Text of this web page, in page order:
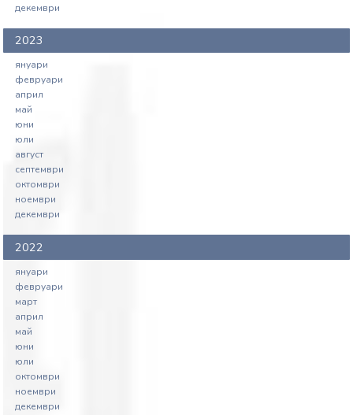
декември
2023
януари
февруари
април
май
юни
юли
август
септември
октомври
ноември
декември
2022
януари
февруари
март
април
май
юни
юли
октомври
ноември
декември